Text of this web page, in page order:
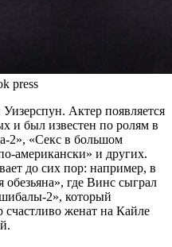
press
Актер появляется
и был известен по ролям в
2», «Секс в большом
американски» и других.
до сих пор: например, в
где Винс сыграл
2», который
счастливо женат на Кайле